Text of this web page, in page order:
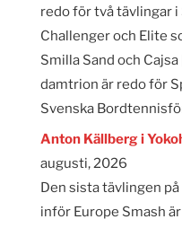
redo för två tävlingar i
Challenger och Elite
Smilla Sand och
damtrion är redo för
Svenska
Anton Källberg i
augusti, 2026
Den sista tävlingen
inför Europe Smash